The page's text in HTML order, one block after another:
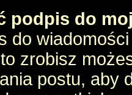
podpis do
do
zrobisz
postu,